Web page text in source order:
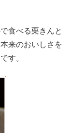
食べる栗きんと
来のおいしさを
す。